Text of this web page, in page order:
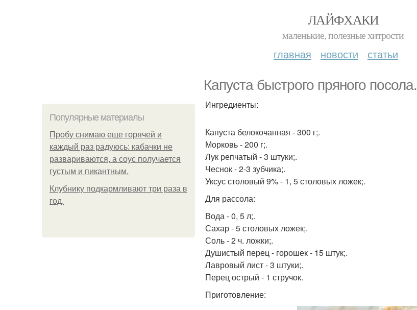
ЛАЙФХАКИ
маленькие, полезные хитрости
главная новости статьи
Капуста быстрого пряного посола.
Популярные материалы
Пробу снимаю еще горячей и
каждый раз радуюсь: кабачки не
развариваются, а соус получается
густым и пикантным.
Клубнику подкaрмливают три раза в
гoд.
Ингредиенты:
Капуста белокочанная - 300 г;.
Морковь - 200 г;.
Лук репчатый - 3 штуки;.
Чеснок - 2-3 зубчика;.
Уксус столовый 9% - 1, 5 столовых ложек;.
Для рассола:
Вода - 0, 5 л;.
Сахар - 5 столовых ложек;.
Соль - 2 ч. ложки;.
Душистый перец - горошек - 15 штук;.
Лавровый лист - 3 штуки;.
Перец острый - 1 стручок.
Приготовление: